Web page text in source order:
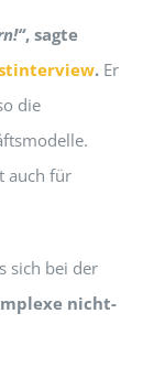
, sagte
.Er
die
auch für
sich bei der
nicht-